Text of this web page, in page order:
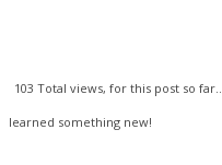
103 Total views, for this post so far..
learned something new!